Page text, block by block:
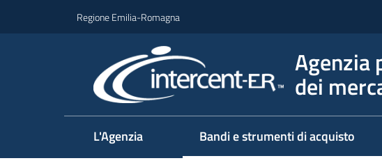
Regione Emilia-Romagna
Agenzia
dei
L'Agenzia Bandi e strumenti di acquisto